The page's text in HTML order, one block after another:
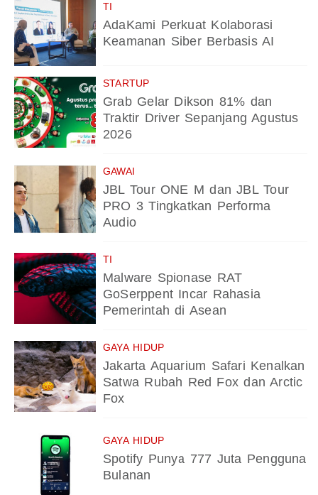
TI
AdaKami Perkuat Kolaborasi
Keamanan Siber Berbasis AI
STARTUP
Grab Gelar Dikson 81% dan
Traktir Driver Sepanjang Agustus
2026
GAWAI
JBL Tour ONE M dan JBL Tour
PRO 3 Tingkatkan Performa
Audio
TI
Malware Spionase RAT
GoSerppent Incar Rahasia
Pemerintah di Asean
GAYA HIDUP
Jakarta Aquarium Safari Kenalkan
Satwa Rubah Red Fox dan Arctic
Fox
GAYA HIDUP
Spotify Punya 777 Juta Pengguna
Bulanan